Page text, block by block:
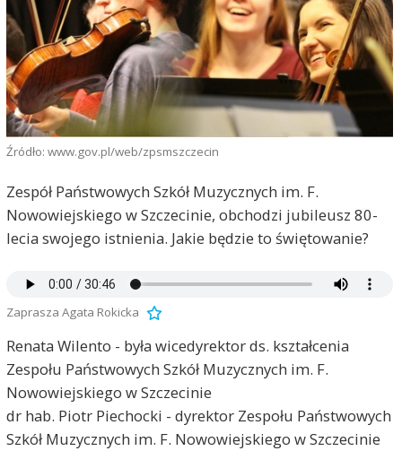
Źródło: www.gov.pl/web/zpsmszczecin
Zespół Państwowych Szkół Muzycznych im. F.
Nowowiejskiego w Szczecinie, obchodzi jubileusz 80-
lecia swojego istnienia. Jakie będzie to świętowanie?
Zaprasza Agata Rokicka
Renata Wilento - była wicedyrektor ds. kształcenia
Zespołu Państwowych Szkół Muzycznych im. F.
Nowowiejskiego w Szczecinie
dr hab. Piotr Piechocki - dyrektor Zespołu Państwowych
Szkół Muzycznych im. F. Nowowiejskiego w Szczecinie